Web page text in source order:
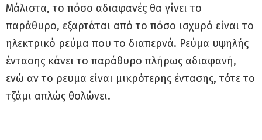
Μάλιστα, το πόσο αδιαφανές θα γίνει το
παράθυρο, εξαρτάται από το πόσο ισχυρό είναι το
ηλεκτρικό ρεύμα που το διαπερνά. Ρεύμα υψηλής
έντασης κάνει το παράθυρο πλήρως αδιαφανή,
ενώ αν το ρευμα είναι μικρότερης έντασης, τότε το
τζάμι απλώς θολώνει.